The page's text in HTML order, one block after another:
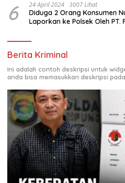
6 24 April 2024 3007 Lihat
Diduga 2 Orang Konsumen
Laporkan ke Polsek Oleh PT.
Berita Kriminal
Ini adalah contoh deskripsi untuk
anda bisa memasukkan deskripsi